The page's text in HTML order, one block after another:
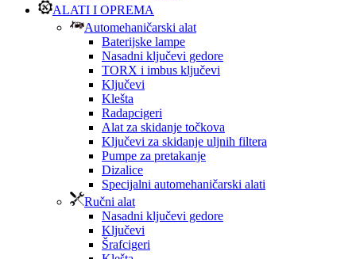
ALATI I OPREMA
Automehaničarski alat
Baterijske lampe
Nasadni ključevi gedore
TORX i imbus ključevi
Ključevi
Klešta
Radapcigeri
Alat za skidanje točkova
Ključevi za skidanje uljnih filtera
Pumpe za pretakanje
Dizalice
Specijalni automehaničarski alati
Ručni alat
Nasadni ključevi gedore
Ključevi
Šrafcigeri